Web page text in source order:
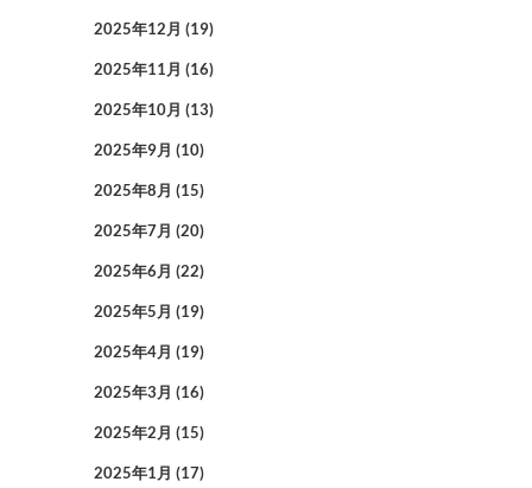
2025年12月 (19)
2025年11月 (16)
2025年10月 (13)
2025年9月 (10)
2025年8月 (15)
2025年7月 (20)
2025年6月 (22)
2025年5月 (19)
2025年4月 (19)
2025年3月 (16)
2025年2月 (15)
2025年1月 (17)